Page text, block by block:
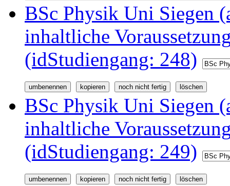
BSc Physik Uni Siegen
inhaltliche
(idStudiengang: 248)
BSc Physik Uni Siegen
inhaltliche
(idStudiengang: 249)